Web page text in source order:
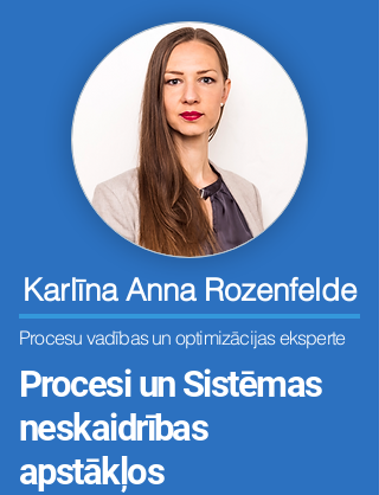
Karlīna Anna Rozenfelde
Procesu vadības un optimizācijas eksperte
Procesi un Sistēmas
neskaidrības
apstākļos